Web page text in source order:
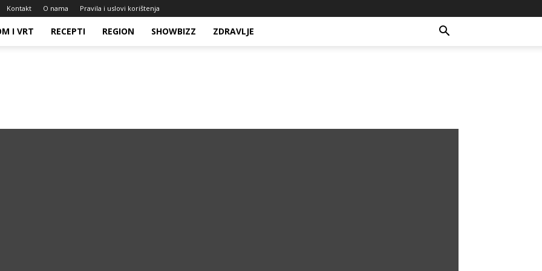
Kontakt O nama Pravila i uslovi korištenja
I VRT RECEPTI REGION SHOWBIZZ ZDRAVLJE